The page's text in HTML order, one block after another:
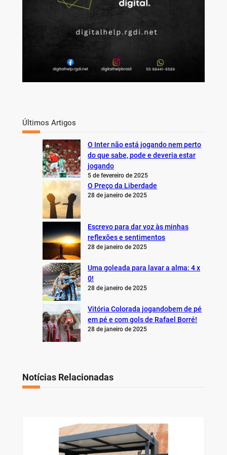
Últimos Artigos
O Inter não está jogando nem perto
do que sabe, pode e deveria estar
jogando
5 de fevereiro de 2025
O Preço da Liberdade
28 de janeiro de 2025
Escrevo para dar voz às minhas
reflexões e sentimentos
28 de janeiro de 2025
Uma goleada para lavar a alma: 4 x
0!
28 de janeiro de 2025
Vitória Colorada jogandobem de pé
em pé e com gols de Rafael Borré!
28 de janeiro de 2025
Notícias Relacionadas